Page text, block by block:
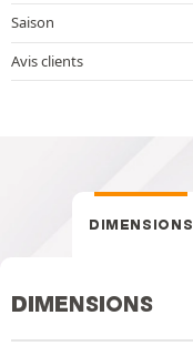
Saison
Avis clients
DIMENSIONS
DIMENSIONS